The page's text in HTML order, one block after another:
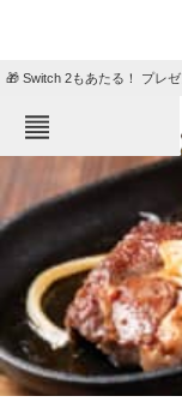
🎁 Switch 2もあたる！ プレ
ねとらぼメニュー
TOP
グルメ
住まい
動物